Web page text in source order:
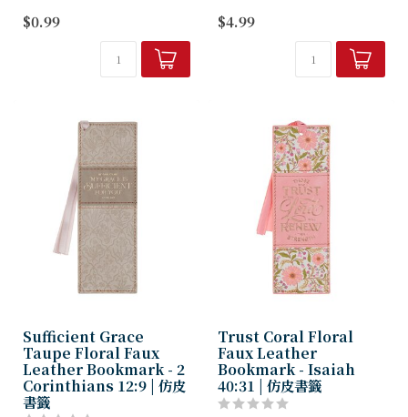
式。
§ 台灣設計製造，品質有保
$0.99
產地｜台灣
*背卡兩色為隨機出貨
$4.99
Sufficient Grace
Taupe Floral Faux
Leather Bookmark - 2
Corinthians 12:9 | 仿皮
書籤
Trust Coral Floral
Faux Leather
Bookmark - Isaiah
40:31 | 仿皮書籤